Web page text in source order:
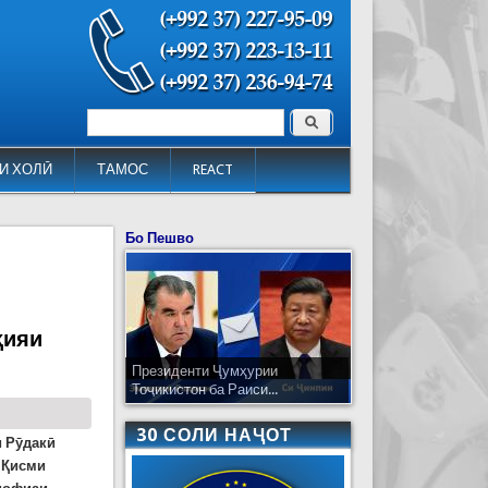
ХОЛӢ ТАМОС REACT
Форма поиска Поиск
Рӯдакӣ
Қисми
Бо Пешво
Президенти Ҷумҳурии
Тоҷикистон ба Раиси...
30 СОЛИ НАҶОТ